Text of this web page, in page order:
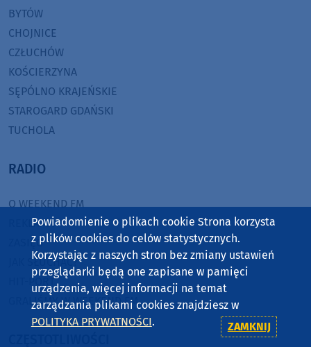
BYTÓW
CHOJNICE
CZŁUCHÓW
KOŚCIERZYNA
SĘPÓLNO KRAJEŃSKIE
STAROGARD GDAŃSKI
TUCHOLA
RADIO
O WEEKEND FM
REKLAMA
ZASIĘG
JAK SŁUCHAĆ?
HIT-PORT
GRALIŚMY W WEEKEND FM
Powiadomienie o plikach cookie Strona korzysta
z plików cookies do celów statystycznych.
Korzystając z naszych stron bez zmiany ustawień
przeglądarki będą one zapisane w pamięci
urządzenia, więcej informacji na temat
zarządzania plikami cookies znajdziesz w
POLITYKA PRYWATNOŚCI. ZAMKNIJ